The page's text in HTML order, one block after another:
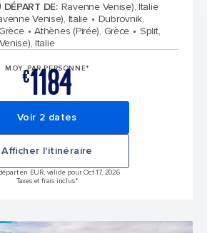
DÉPART DE: Ravenne Venise), Italie
Venise), Italie
Dubrovnik,
Athènes (Pirée), Grèce
Split,
Italie
MOY. PAR PERSONNE*
€1184
Voir 2 dates
Afficher l'itinéraire
en EUR, valide pour Oct 17, 2026
Taxes et frais inclus.*